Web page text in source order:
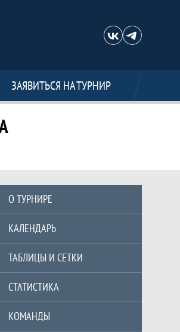
ЗАЯВИТЬСЯ НА ТУРНИР
О ТУРНИРЕ
КАЛЕНДАРЬ
ТАБЛИЦЫ И СЕТКИ
СТАТИСТИКА
КОМАНДЫ
турнира